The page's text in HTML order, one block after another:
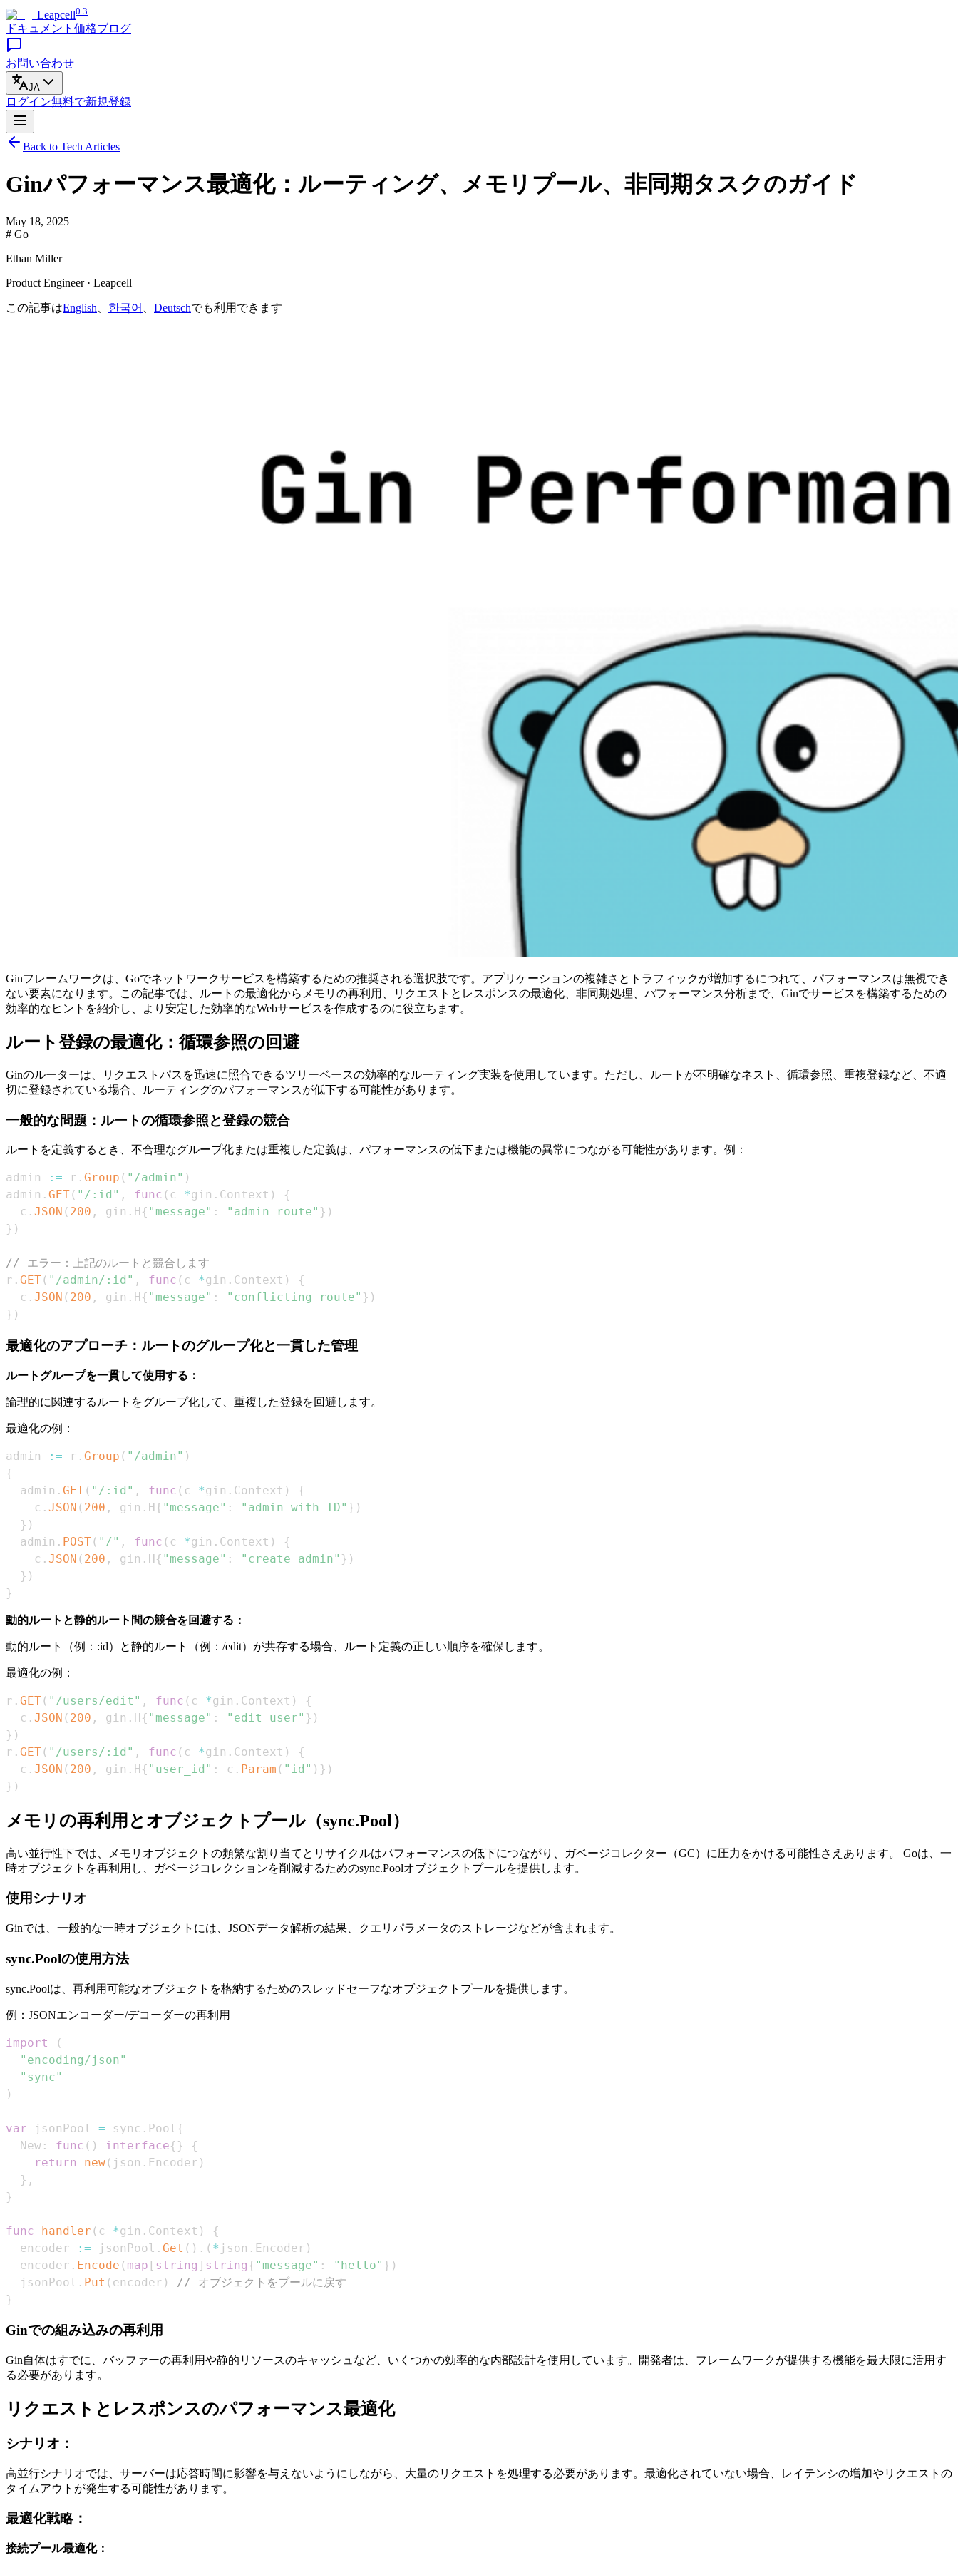
Leapcell0.3
ドキュメント 価格ブログ
お問い合わせ
JA
ログイン無料で新規登録
Back to Tech Articles
Ginパフォーマンス最適化：ルーティング、メモリプール、非同期タスクのガイド
May 18, 2025
# Go
Ethan Miller
Product Engineer · Leapcell
この記事はEnglish 한국어 Deutschでも利用できます
Ginフレームワークは、Goでネットワークサービスを構築するための推奨される選択肢です。アプリケーションの複雑さとトラフィックが増加するにつれて、パフォーマンスは無視でき
ない要素になります。この記事では、ルートの最適化からメモリの再利用、リクエストとレスポンスの最適化、非同期処理、パフォーマンス分析まで、Ginでサービスを構築するための
効率的なヒントを紹介し、より安定した効率的なWebサービスを作成するのに役立ちます。
ルート登録の最適化：循環参照の回避
Ginのルーターは、リクエストパスを迅速に照合できるツリーベースの効率的なルーティング実装を使用しています。ただし、ルートが不明確なネスト、循環参照、重複登録など、不適
切に登録されている場合、ルーティングのパフォーマンスが低下する可能性があります。
一般的な問題：ルートの循環参照と登録の競合
ルートを定義するとき、不合理なグループ化または重複した定義は、パフォーマンスの低下または機能の異常につながる可能性があります。例：
admin := r . Group ( "/admin" )
admin . GET( "/:id" , func ( c *gin . Context )
{
  c
. JSON ( 200 , gin . H { "message" : "admin route" } )
} )
// エラー：上記のルートと競合します
r . GET( "/admin/:id" , func ( c *gin . Context )
{
  c
. JSON ( 200 , gin . H { "message" : "conflicting route" } )
} )
最適化のアプローチ：ルートのグループ化と一貫した管理
ルートグループを一貫して使用する：
論理的に関連するルートをグループ化して、重複した登録を回避します。
最適化の例：
admin := r . Group ( "/admin" )
{
  admin
. GET( "/:id" , func ( c *gin . Context )
{
    c
. JSON ( 200 , gin . H{ "message" : "admin with ID" } )
} )
  admin
. POST( "/" , func ( c *gin . Context )
{
    c
. JSON ( 200 , gin . H{ "message" : "create admin" } )
} )
}
動的ルートと静的ルート間の競合を回避する：
動的ルート（例：:id）と静的ルート（例：/edit）が共存する場合、ルート定義の正しい順序を確保します。
最適化の例：
r . GET( "/users/edit" , func ( c *gin . Context )
{
  c
. JSON ( 200 , gin . H{ "message" : "edit user" } )
} )
r . GET( "/users/:id" , func ( c *gin . Context )
{
  c
. JSON ( 200 , gin . H{ "user_id" : c . Param ( "id" ) } )
} )
メモリの再利用とオブジェクトプール（sync.Pool）
高い並行性下では、メモリオブジェクトの頻繁な割り当てとリサイクルはパフォーマンスの低下につながり、ガベージコレクター（GC）に圧力をかける可能性さえあります。 Goは、一
時オブジェクトを再利用し、ガベージコレクションを削減するためのsync.Poolオブジェクトプールを提供します。
使用シナリオ
Ginでは、一般的な一時オブジェクトには、JSONデータ解析の結果、クエリパラメータのストレージなどが含まれます。
sync.Poolの使用方法
sync.Poolは、再利用可能なオブジェクトを格納するためのスレッドセーフなオブジェクトプールを提供します。
例：JSONエンコーダー/デコーダーの再利用
import
(
"encoding/json"
"sync"
)
var jsonPool = sync . Pool {
  New
: func ( ) interface{ }
{
return
new( json . Encoder )
} ,
}
func handler ( c *gin . Context )
{
  encoder
:= jsonPool . Get ( ) . ( * json . Encoder )
  encoder
. Encode ( map [ string ] string { "message" : "hello" } )
  jsonPool
. Put ( encoder )
// オブジェクトをプールに戻す
}
Ginでの組み込みの再利用
Gin自体はすでに、バッファーの再利用や静的リソースのキャッシュなど、いくつかの効率的な内部設計を使用しています。開発者は、フレームワークが提供する機能を最大限に活用す
る必要があります。
リクエストとレスポンスのパフォーマンス最適化
シナリオ：
高並行シナリオでは、サーバーは応答時間に影響を与えないようにしながら、大量のリクエストを処理する必要があります。最適化されていない場合、レイテンシの増加やリクエストの
タイムアウトが発生する可能性があります。
最適化戦略：
接続プール最適化：